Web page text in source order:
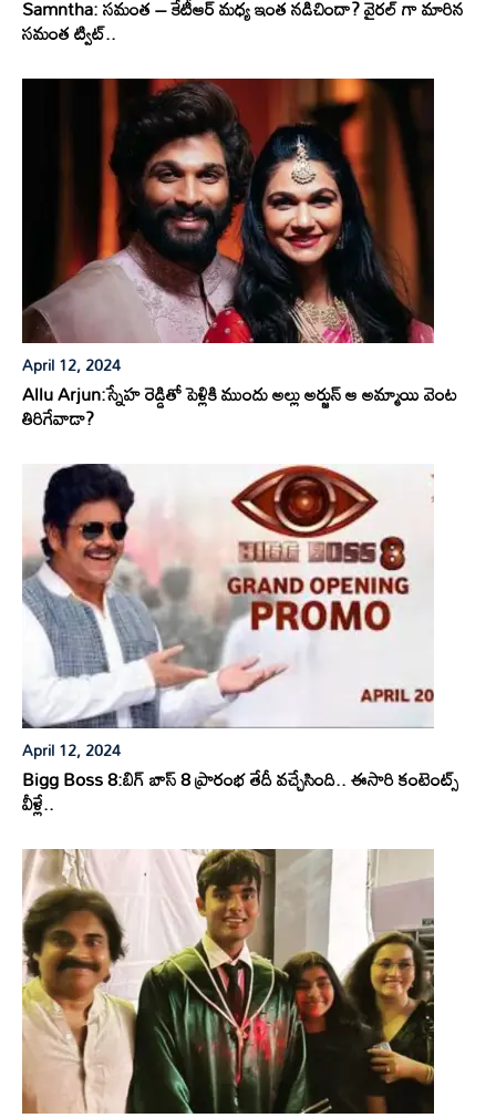
Samntha: సమంత – కేటీఆర్ మధ్య ఇంత నడిచిందా? వైరల్ గా మారిన
సమంత ట్విట్..
April 12, 2024
Allu Arjun:స్నేహ రెడ్డితో పెళ్లికి ముందు అల్లు అర్జున్ ఆ అమ్మాయి వెంట
తిరిగేవాడా?
April 12, 2024
Bigg Boss 8:బిగ్ బాస్ 8 ప్రారంభ తేదీ వచ్చేసింది.. ఈసారి కంటెంట్స్
వీళ్లే..